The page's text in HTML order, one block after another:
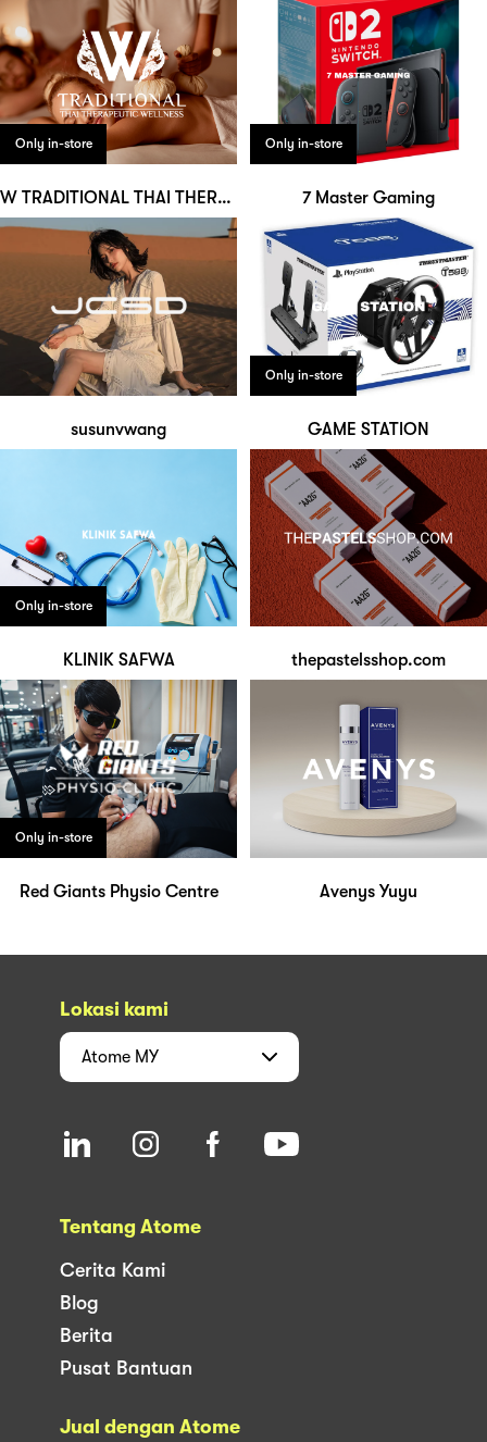
Only in-store
W TRADITIONAL THAI THERAPEUTIC WELLNESS
Only in-store
7 Master Gaming
susunvwang
Only in-store
GAME STATION
Only in-store
KLINIK SAFWA thepastelsshop.com
Only in-store
Red Giants Physio Centre Avenys Yuyu
Lokasi kami
Atome MY
Tentang Atome
Cerita Kami
Blog
Berita
Pusat Bantuan
Jual dengan Atome